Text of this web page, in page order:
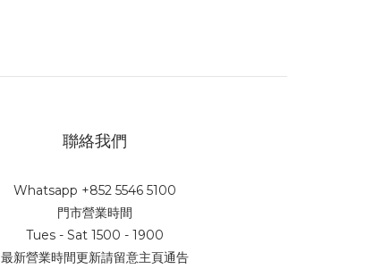
聯絡我們
Whatsapp +852 5546 5100
門市營業時間
Tues - Sat 1500 - 1900
最新營業時間更新請留意主頁通告